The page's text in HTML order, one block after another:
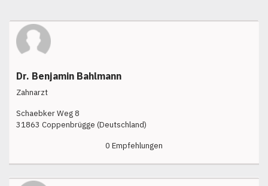
Dr. Benjamin Bahlmann
Zahnarzt
Schaebker Weg 8
31863 Coppenbrügge (Deutschland)
0 Empfehlungen